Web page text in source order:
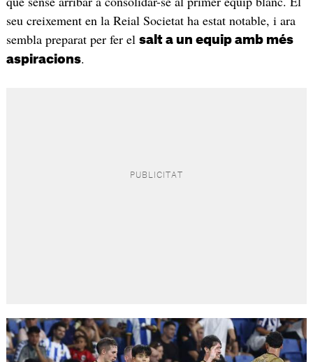
seu creixement en la Reial Societat ha estat notable, i ara
sembla preparat per fer el salt a un equip amb més
aspiracions.